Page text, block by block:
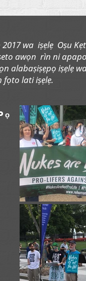
wa iṣẹlẹ Oṣu
awọn rìn ni
alabaṣiṣẹpọ iṣẹlẹ
fọto lati iṣẹlẹ.